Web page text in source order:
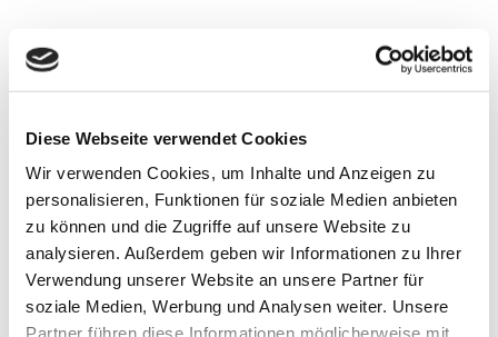
Diese Webseite verwendet Cookies
Wir verwenden Cookies, um Inhalte und Anzeigen zu
personalisieren, Funktionen für soziale Medien anbieten
zu können und die Zugriffe auf unsere Website zu
analysieren. Außerdem geben wir Informationen zu Ihrer
Verwendung unserer Website an unsere Partner für
soziale Medien, Werbung und Analysen weiter. Unsere
Partner führen diese Informationen möglicherweise mit
Bestattungsinstitut Norbert Müller e. K. aus
Neuhaus
Würdevoll Abschied nehmen
Bereits seit 1984 ist unsere Familie im Bestattungsgewerbe
tätig. Im Jahre 1990 gründete Norbert Müller schließlich unser